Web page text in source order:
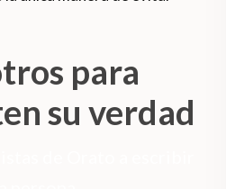
para
su verdad